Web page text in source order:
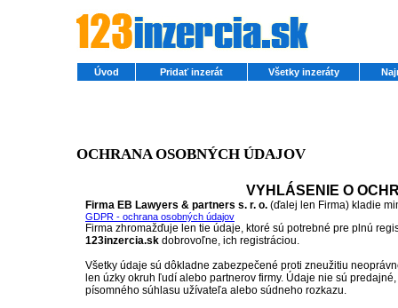
Úvod Pridať inzerát Všetky inzeráty
OCHRANA OSOBNÝCH ÚDAJOV
VYHLÁSENIE O
Firma EB Lawyers & partners s. r. o. (ďalej len Firma) kladie
GDPR - ochrana osobných údajov
Firma zhromažďuje len tie údaje, ktoré sú potrebné pre plnú
123inzercia.sk dobrovoľne, ich registráciou.
Všetky údaje sú dôkladne zabezpečené proti zneužitiu
len úzky okruh ľudí alebo partnerov firmy. Údaje nie sú
písomného súhlasu užívateľa alebo súdneho rozkazu.